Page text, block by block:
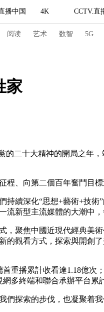
播中国 4K CCTV.直
阅读 艺术 数智 5G
全景新闻
国足 国际足球 网球
道路 足球道路
旅游 科普 健康 乐龄
家
十大精神的開局之年
向第二個百年奮鬥目標
深化“思想+藝術+技術
新型主流媒體的大潮中，
焦中國近現代經典美
觀看方式，探索與開創
播累計收看達1.18億次
多終端和聯合承辦平台累
探索的步伐，也凝聚着我